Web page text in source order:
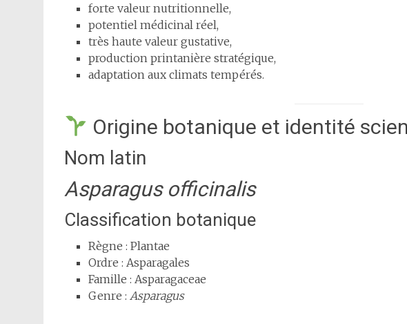
forte valeur nutritionnelle,
potentiel médicinal réel,
très haute valeur gustative,
production printanière stratégique,
adaptation aux climats tempérés.
Origine botanique et identité
Nom latin
Asparagus officinalis
Classification botanique
Règne : Plantae
Ordre : Asparagales
Famille : Asparagaceae
Genre : Asparagus